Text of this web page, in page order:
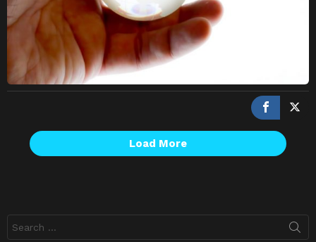
Load More
for: